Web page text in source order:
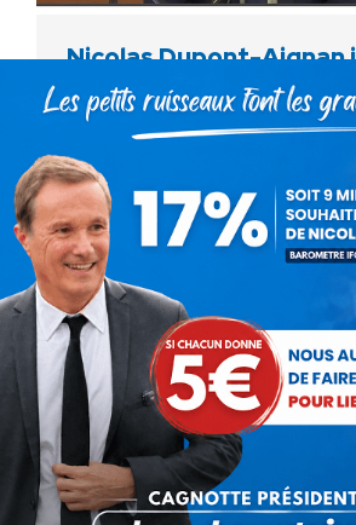
Nicolas Dupont-Aignan
Questions Politiques
ParDebout La France
24 février 2019
« J’accuse le gouvernement de
rentrer au cas par cas des
des tueurs en série. Pas un
rentrer sur le sol français. Ils…